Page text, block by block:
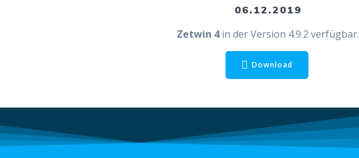
06.12.2019
Zetwin 4in der Version 4.9.2 verfügbar.
Download